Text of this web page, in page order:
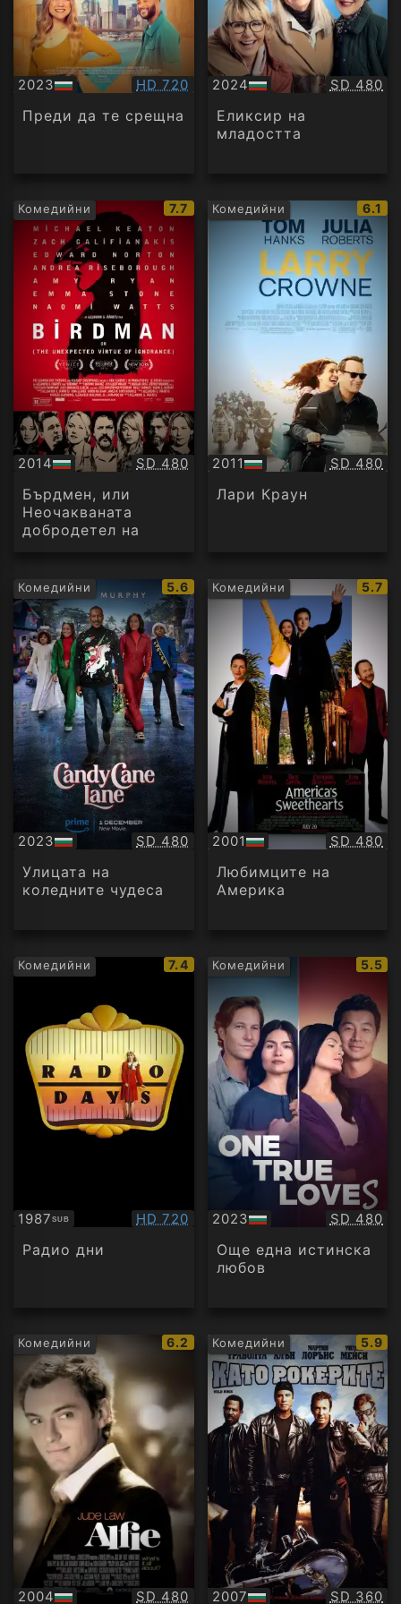
2023
БГ
аудио
Качество:
HD 720
Преди да те срещна
2024
БГ
аудио
SD 480
Еликсир на
младостта
Комедийни
IMDb
рейтинг:
7.7
2014
БГ
аудио
Качество:
SD 480
Бърдмен, или
Неочакваната
добродетел на
Комедийни
IMDb
6.1
2011
БГ
аудио
SD 480
Лари Краун
Комедийни
IMDb
рейтинг:
5.6
2023
БГ
аудио
Качество:
SD 480
Улицата на
коледните чудеса
Комедийни
IMDb
5.7
2001
БГ
аудио
SD 480
Любимците на
Америка
Комедийни
IMDb
рейтинг:
7.4
1987SUB
Субтитри Качество:
HD 720
Радио дни
Комедийни
IMDb
5.5
2023
БГ
аудио
SD 480
Още една истинска
любов
Комедийни
IMDb
рейтинг:
6.2
2004 Качество:
SD 480
Комедийни
IMDb
5.9
2007 SD 360